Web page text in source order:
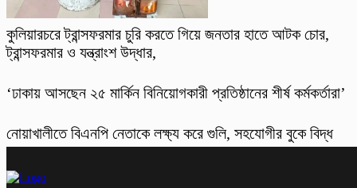
কুলিয়ারচরে ট্রান্সফরমার চুরি করতে গিয়ে জনতার হাতে আটক চোর,
ট্রান্সফরমার ও যন্ত্রাংশ উদ্ধার,
‘ঢাকায় আসছেন ২৫ মার্কিন বিনিয়োগকারী প্রতিষ্ঠানের শীর্ষ কর্মকর্তারা’
নোয়াখালীতে বিএনপি নেতাকে লক্ষ্য করে গুলি, সহযোগীর বুকে বিদ্ধ